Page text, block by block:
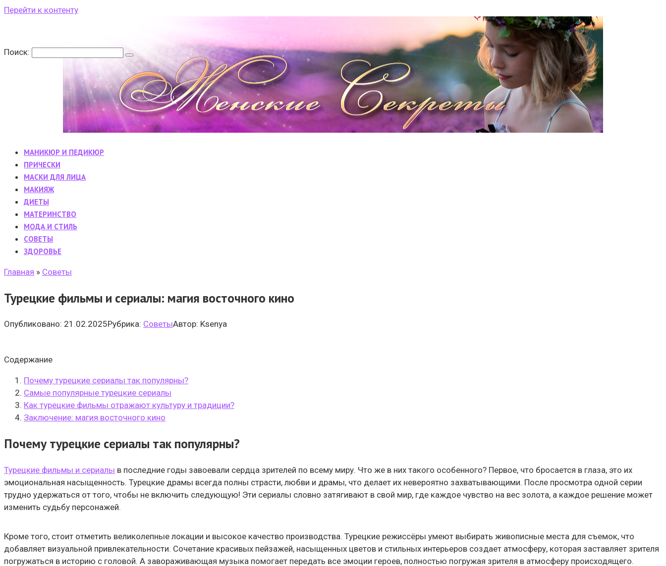
Перейти к контенту
Поиск:
МАНИКЮР И ПЕДИКЮР
ПРИЧЕСКИ
МАСКИ ДЛЯ ЛИЦА
МАКИЯЖ
ДИЕТЫ
МАТЕРИНСТВО
МОДА И СТИЛЬ
CОВЕТЫ
ЗДОРОВЬЕ
Главная » Cоветы
Турецкие фильмы и сериалы: магия восточного кино
Опубликовано: 21.02.2025Рубрика: CоветыАвтор: Ksenya
Содержание
Почему турецкие сериалы так популярны?
Самые популярные турецкие сериалы
Как турецкие фильмы отражают культуру и традиции?
Заключение: магия восточного кино
Почему турецкие сериалы так популярны?
Турецкие фильмы и сериалы в последние годы завоевали сердца зрителей по всему миру. Что же в них такого особенного? Первое, что бросается в глаза, это их
эмоциональная насыщенность. Турецкие драмы всегда полны страсти, любви и драмы, что делает их невероятно захватывающими. После просмотра одной серии
трудно удержаться от того, чтобы не включить следующую! Эти сериалы словно затягивают в свой мир, где каждое чувство на вес золота, а каждое решение может
изменить судьбу персонажей.
Кроме того, стоит отметить великолепные локации и высокое качество производства. Турецкие режиссёры умеют выбирать живописные места для съемок, что
добавляет визуальной привлекательности. Сочетание красивых пейзажей, насыщенных цветов и стильных интерьеров создает атмосферу, которая заставляет зрителя
погружаться в историю с головой. А завораживающая музыка помогает передать все эмоции героев, полностью погружая зрителя в атмосферу происходящего.